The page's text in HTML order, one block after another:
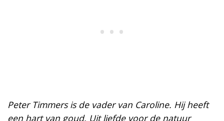
Peter Timmers is de vader van Caroline. Hij heeft
een hart van goud. Uit liefde voor de natuur